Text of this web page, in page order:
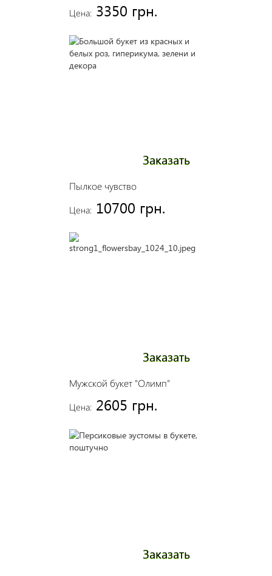
Цена: 3350 грн.
Пылкое чувство
Цена: 10700 грн.
Заказать
Мужской букет "Олимп"
Цена: 2605 грн.
Заказать
Заказать